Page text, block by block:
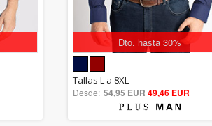
Dto. hasta 30%
5.00
out of 5
Tallas L a 8XL
Desde: 54,95 EUR49,46 EUR